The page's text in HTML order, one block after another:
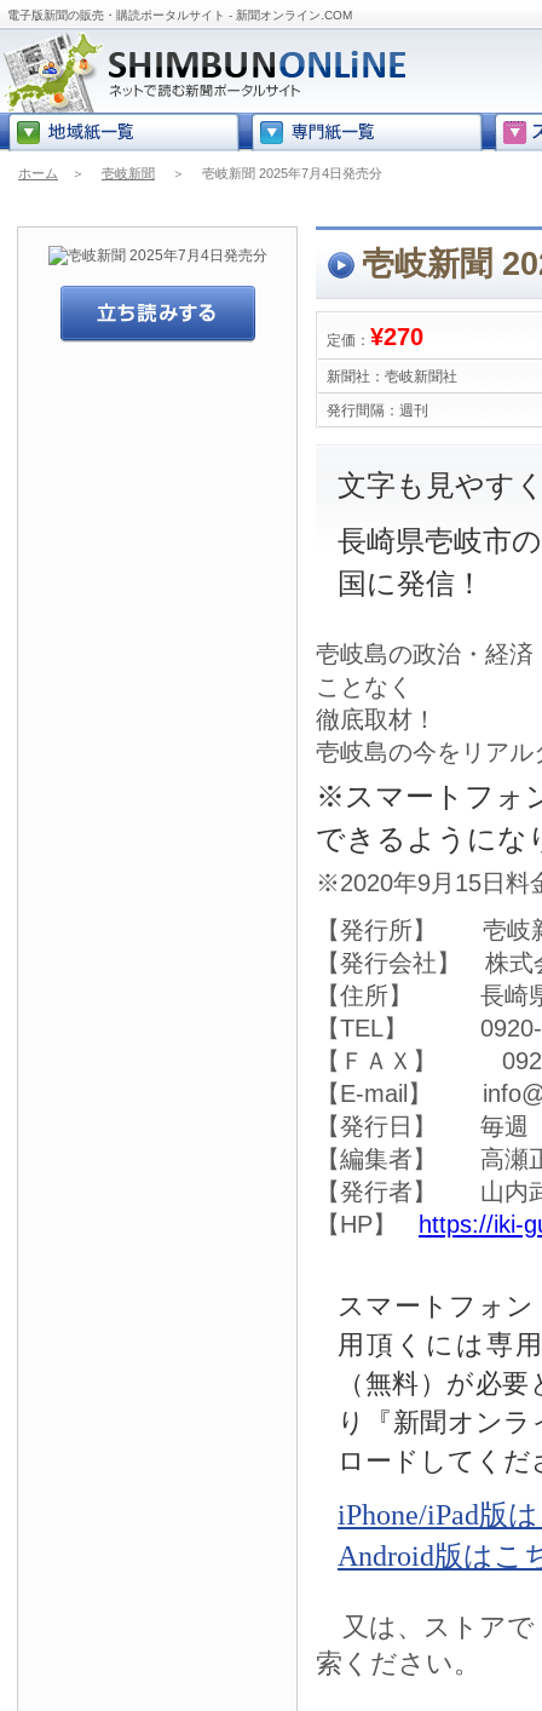
電子版新聞の販売・購読ポータルサイト - 新聞オンライン.COM
ホーム ＞ 壱岐新聞 ＞ 壱岐新聞 2025年7月4日発売分
壱岐新聞
定価： ¥270
新聞社： 壱岐新聞社
発行間隔： 週刊
文字も見やす
長崎県壱岐市
国に発信！
壱岐島の政治・経
ことなく
徹底取材！
壱岐島の今をリア
※スマートフォ
できるようにな
※2020年9月15日料
【発行所】 壱岐
【発行会社】 株式
【住所】 長崎県
【TEL】 0920-
【ＦＡＸ】
【E-mail】
【発行日】 毎週
【編集者】 高瀬
【発行者】 山内
【HP】 https://iki-
スマートフォ
用頂くには専
（無料）が必
り『新聞オン
ロードしてくだ
iPhone/iPad版
Android版はこ
又は、ストアで
索ください。